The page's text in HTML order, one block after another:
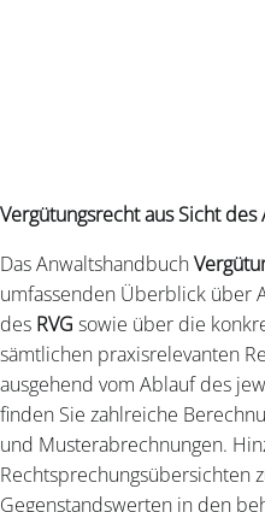
Vergütungsrecht aus Sicht des
Das Anwaltshandbuch
umfassenden Überblick über
des RVG sowie über die
sämtlichen praxisrelevanten
ausgehend vom Ablauf des
finden Sie zahlreiche
und Musterabrechnungen.
Rechtsprechungsübersichten
Gegenstandswerten in den